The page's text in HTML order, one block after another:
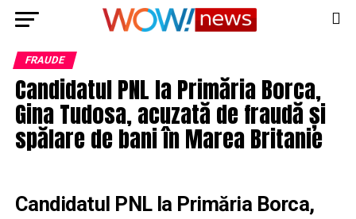
FRAUDE
Candidatul PNL la Primăria Borca,
Gina Tudosa, acuzată de fraudă și
spălare de bani în Marea Britanie
Candidatul PNL la Primăria Borca,